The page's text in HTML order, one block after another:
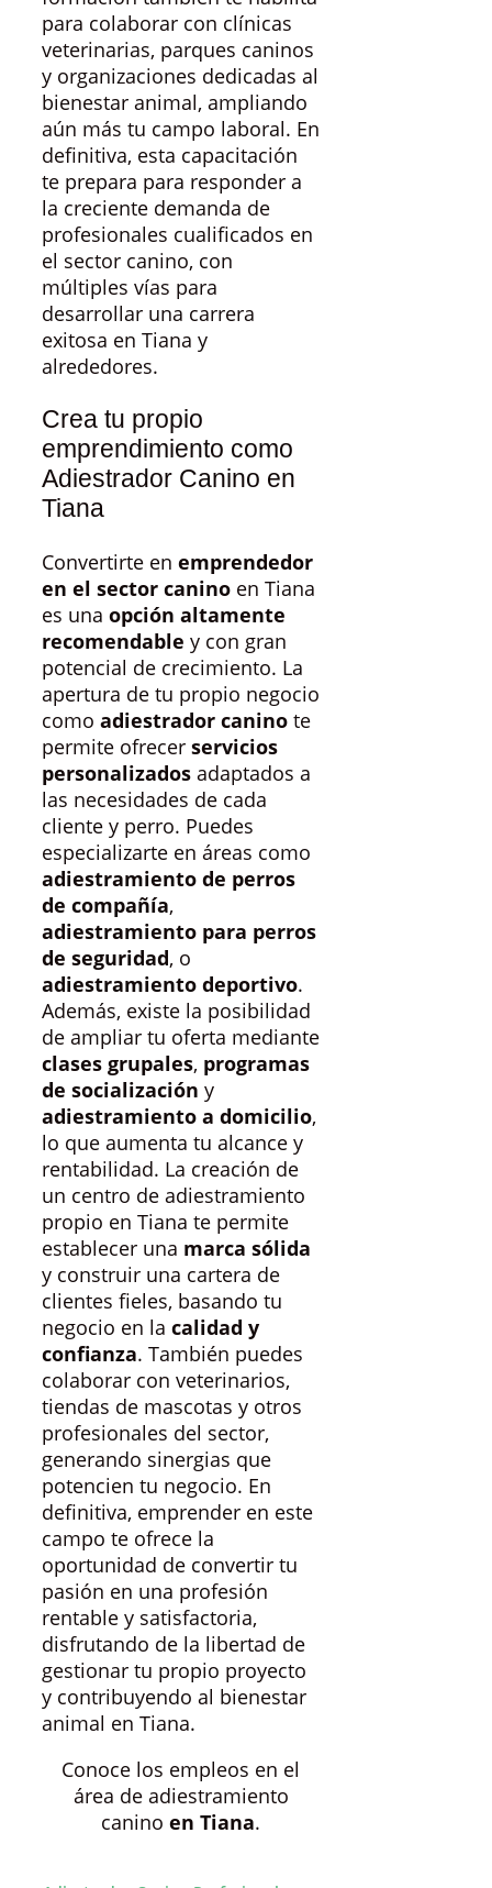
para colaborar con clínicas
veterinarias, parques caninos
y organizaciones dedicadas al
bienestar animal, ampliando
aún más tu campo laboral. En
definitiva, esta capacitación
te prepara para responder a
la creciente demanda de
profesionales cualificados en
el sector canino, con
múltiples vías para
desarrollar una carrera
exitosa en Tiana y
alrededores.
Crea tu propio
emprendimiento como
Adiestrador Canino en
Tiana
Convertirte en emprendedor
en el sector canino en Tiana
es una opción altamente
recomendable y con gran
potencial de crecimiento. La
apertura de tu propio negocio
como adiestrador canino te
permite ofrecer servicios
personalizados adaptados a
las necesidades de cada
cliente y perro. Puedes
especializarte en áreas como
adiestramiento de perros
de compañía,
adiestramiento para perros
de seguridad, o
adiestramiento deportivo.
Además, existe la posibilidad
de ampliar tu oferta mediante
clases grupales, programas
de socialización y
adiestramiento a domicilio,
lo que aumenta tu alcance y
rentabilidad. La creación de
un centro de adiestramiento
propio en Tiana te permite
establecer una marca sólida
y construir una cartera de
clientes fieles, basando tu
negocio en la calidad y
confianza. También puedes
colaborar con veterinarios,
tiendas de mascotas y otros
profesionales del sector,
generando sinergias que
potencien tu negocio. En
definitiva, emprender en este
campo te ofrece la
oportunidad de convertir tu
pasión en una profesión
rentable y satisfactoria,
disfrutando de la libertad de
gestionar tu propio proyecto
y contribuyendo al bienestar
animal en Tiana.
Conoce los empleos en el
área de adiestramiento
canino en Tiana.